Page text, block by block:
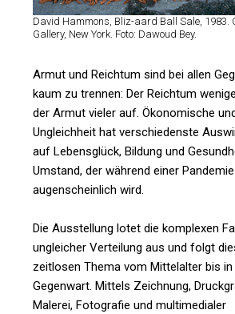
David Hammons, Bliz-aard Ball Sale, 1983.
Gallery, New York. Foto: Dawoud Bey.
Armut und Reichtum sind bei allen
kaum zu trennen: Der Reichtum
der Armut vieler auf. Ökonomische
Ungleichheit hat verschiedenste
auf Lebensglück, Bildung und
Umstand, der während einer
augenscheinlich wird.
Die Ausstellung lotet die komplexen
ungleicher Verteilung aus und folgt
zeitlosen Thema vom Mittelalter bis in
Gegenwart. Mittels Zeichnung,
Malerei, Fotografie und multimedialer